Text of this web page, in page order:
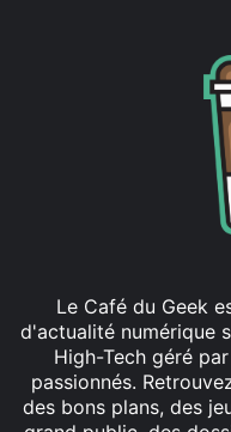
Le Café du Geek
d'actualité numérique
High-Tech géré
passionnés.
des bons plans, des